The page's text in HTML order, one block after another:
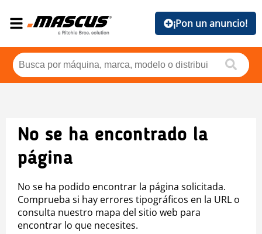
¡Pon un anuncio!
No se ha encontrado la
página
No se ha podido encontrar la página solicitada.
Comprueba si hay errores tipográficos en la URL o
consulta nuestro mapa del sitio web para
encontrar lo que necesites.